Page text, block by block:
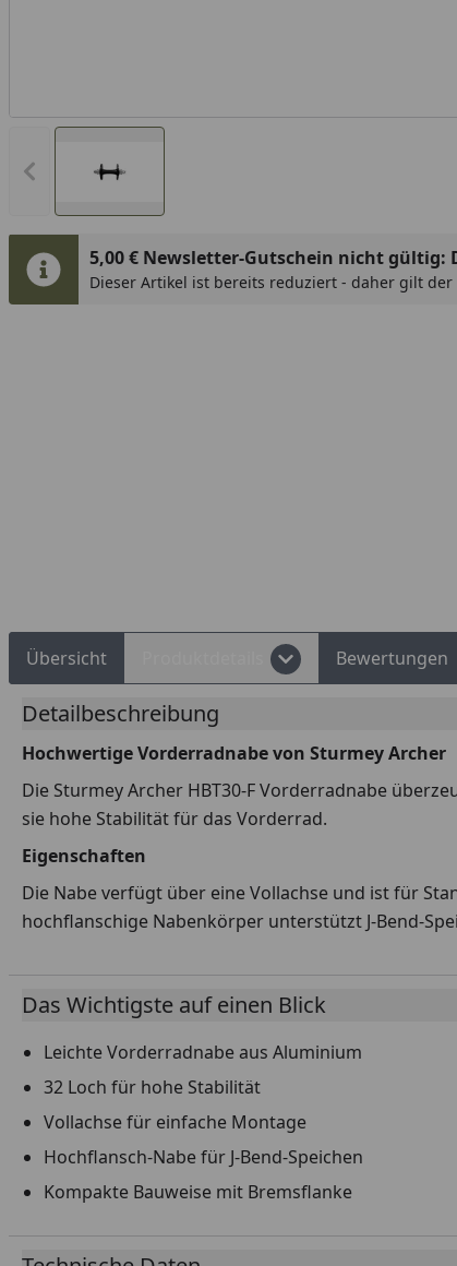
Vorheriges Bild anzeigen
5,00 € Newsletter-Gutschein nicht gültig:
Dieser Artikel ist bereits reduziert - daher gilt
Übersicht Bewertungen
Detailbeschreibung
Hochwertige Vorderradnabe von Sturmey Archer
Die Sturmey Archer HBT30-F Vorderradnabe
sie hohe Stabilität für das Vorderrad.
Eigenschaften
Die Nabe verfügt über eine Vollachse und ist für
hochflanschige Nabenkörper unterstützt J-Bend-
Das Wichtigste auf einen Blick
Leichte Vorderradnabe aus Aluminium
32 Loch für hohe Stabilität
Vollachse für einfache Montage
Hochflansch-Nabe für J-Bend-Speichen
Kompakte Bauweise mit Bremsflanke